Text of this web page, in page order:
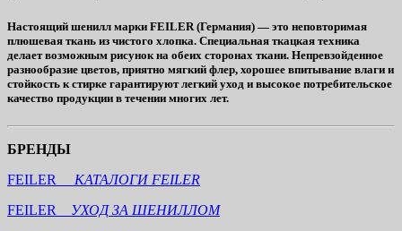
Настоящий шенилл марки FEILER (Германия) — это неповторимая
плюшевая ткань из чистого хлопка. Специальная ткацкая техника
делает возможным рисунок на обеих сторонах ткани. Непревзойденное
разнообразие цветов, приятно мягкий флер, хорошее впитывание влаги и
стойкость к стирке гарантируют легкий уход и высокое потребительское
качество продукции в течении многих лет.
БРЕНДЫ
FEILER КАТАЛОГИ FEILER
FEILER
УХОД ЗА ШЕНИЛЛОМ